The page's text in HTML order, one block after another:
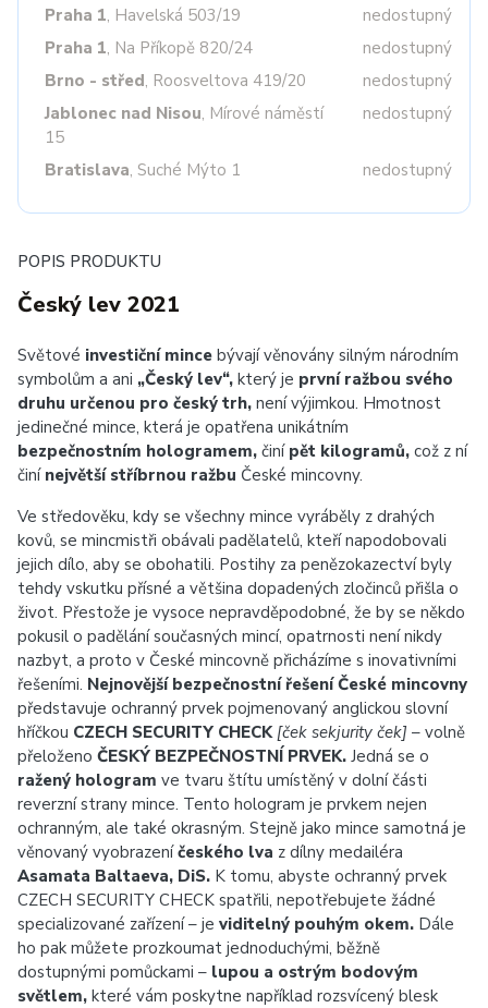
Praha 1, Havelská 503/19
nedostupný
Praha 1, Na Příkopě 820/24
nedostupný
Brno - střed, Roosveltova 419/20
nedostupný
Jablonec nad Nisou, Mírové náměstí
15
nedostupný
Bratislava, Suché Mýto 1 nedostupný
POPIS PRODUKTU
Český lev 2021
Světové investiční mince bývají věnovány silným národním
symbolům a ani „Český lev“, který je první ražbou svého
druhu určenou pro český trh, není výjimkou. Hmotnost
jedinečné mince, která je opatřena unikátním
bezpečnostním hologramem, činí pět kilogramů, což z ní
činí největší stříbrnou ražbu České mincovny.
Ve středověku, kdy se všechny mince vyráběly z drahých
kovů, se mincmistři obávali padělatelů, kteří napodobovali
jejich dílo, aby se obohatili. Postihy za penězokazectví byly
tehdy vskutku přísné a většina dopadených zločinců přišla o
život. Přestože je vysoce nepravděpodobné, že by se někdo
pokusil o padělání současných mincí, opatrnosti není nikdy
nazbyt, a proto v České mincovně přicházíme s inovativními
řešeními. Nejnovější bezpečnostní řešení České mincovny
představuje ochranný prvek pojmenovaný anglickou slovní
hříčkou CZECH SECURITY CHECK [ček sekjurity ček] – volně
přeloženo ČESKÝ BEZPEČNOSTNÍ PRVEK. Jedná se o
ražený hologram ve tvaru štítu umístěný v dolní části
reverzní strany mince. Tento hologram je prvkem nejen
ochranným, ale také okrasným. Stejně jako mince samotná je
věnovaný vyobrazeníčeského lva z dílny medailéra
Asamata Baltaeva, DiS. K tomu, abyste ochranný prvek
CZECH SECURITY CHECK spatřili, nepotřebujete žádné
specializované zařízení – je viditelný pouhým okem. Dále
ho pak můžete prozkoumat jednoduchými, běžně
dostupnými pomůckami – lupou a ostrým bodovým
světlem, které vám poskytne například rozsvícený blesk